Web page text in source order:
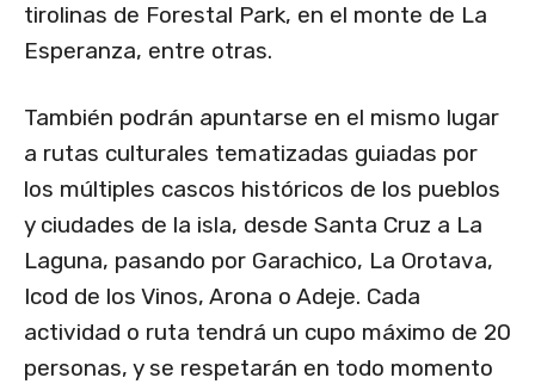
tirolinas de Forestal Park, en el monte de La
Esperanza, entre otras.
También podrán apuntarse en el mismo lugar
a rutas culturales tematizadas guiadas por
los múltiples cascos históricos de los pueblos
y ciudades de la isla, desde Santa Cruz a La
Laguna, pasando por Garachico, La Orotava,
Icod de los Vinos, Arona o Adeje. Cada
actividad o ruta tendrá un cupo máximo de 20
personas, y se respetarán en todo momento